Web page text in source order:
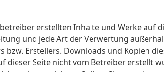
erstellten Inhalte und Werke auf
und jede Art der Verwertung
bzw. Erstellers. Downloads und Kopien
dieser Seite nicht vom Betreiber erstellt